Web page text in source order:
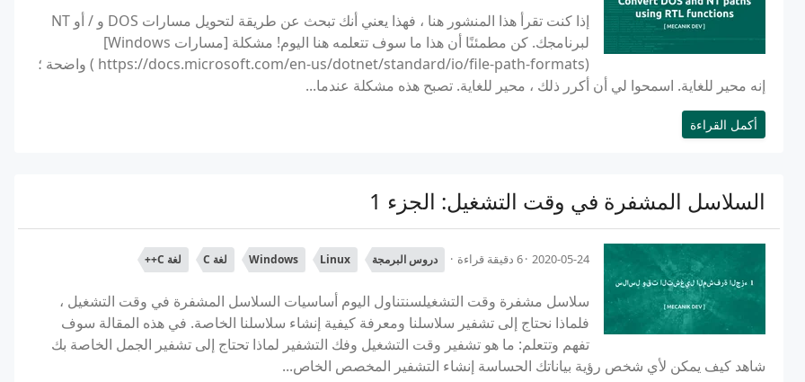
إذا كنت تقرأ هذا المنشور هنا ، فهذا يعني أنك تبحث عن طريقة لتحويل مسارات DOS و / أو NT
لبرنامجك. كن مطمئنًا أن هذا ما سوف تتعلمه هنا اليوم! مشكلة [مسارات Windows]
(https://docs.microsoft.com/en-us/dotnet/standard/io/file-path-formats ) واضحة ؛
إنه محير للغاية. اسمحوا لي أن أكرر ذلك ، محير للغاية. تصبح هذه مشكلة عندما...
أكمل القراءة
السلاسل المشفرة في وقت التشغيل: الجزء 1
2020-05-24 6 دقيقة قراءة دروس البرمجة Linux
Windows لغة C لغة C++
سلاسل مشفرة وقت التشغيلسنتناول اليوم أساسيات السلاسل المشفرة في وقت التشغيل ،
فلماذا نحتاج إلى تشفير سلاسلنا ومعرفة كيفية إنشاء سلاسلنا الخاصة. في هذه المقالة سوف
تفهم وتتعلم: ما هو تشفير وقت التشغيل وفك التشفير لماذا تحتاج إلى تشفير الجمل الخاصة بك
شاهد كيف يمكن لأي شخص رؤية بياناتك الحساسة إنشاء التشفير المخصص الخاص...